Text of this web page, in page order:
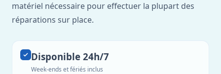
matériel nécessaire pour effectuer la plupart des
réparations sur place.
Disponible 24h/7
Week-ends et fériés inclus